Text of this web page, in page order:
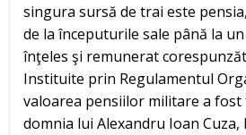
singura sursă de trai este
de la începuturile sale până la
înţeles şi remunerat
Instituite prin Regulamentul
valoarea pensiilor militare a
domnia lui Alexandru Ioan Cuza,